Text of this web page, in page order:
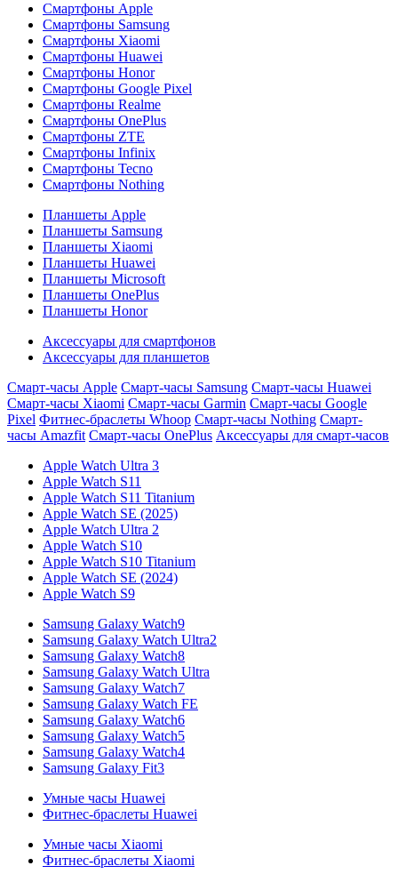
Смартфоны Apple
Смартфоны Samsung
Смартфоны Xiaomi
Смартфоны Huawei
Смартфоны Honor
Смартфоны Google Pixel
Смартфоны Realme
Смартфоны OnePlus
Смартфоны ZTE
Смартфоны Infinix
Смартфоны Tecno
Смартфоны Nothing
Планшеты Apple
Планшеты Samsung
Планшеты Xiaomi
Планшеты Huawei
Планшеты Microsoft
Планшеты OnePlus
Планшеты Honor
Аксессуары для смартфонов
Аксессуары для планшетов
Смарт-часы Apple Смарт-часы Samsung Смарт-часы Huawei
Смарт-часы Xiaomi Смарт-часы Garmin Смарт-часы Google
Pixel Фитнес-браслеты Whoop Смарт-часы Nothing Смарт-
часы Amazfit Смарт-часы OnePlus Аксессуары для смарт-часов
Apple Watch Ultra 3
Apple Watch S11
Apple Watch S11 Titanium
Apple Watch SE (2025)
Apple Watch Ultra 2
Apple Watch S10
Apple Watch S10 Titanium
Apple Watch SE (2024)
Apple Watch S9
Samsung Galaxy Watch9
Samsung Galaxy Watch Ultra2
Samsung Galaxy Watch8
Samsung Galaxy Watch Ultra
Samsung Galaxy Watch7
Samsung Galaxy Watch FE
Samsung Galaxy Watch6
Samsung Galaxy Watch5
Samsung Galaxy Watch4
Samsung Galaxy Fit3
Умные часы Huawei
Фитнес-браслеты Huawei
Умные часы Xiaomi
Фитнес-браслеты Xiaomi